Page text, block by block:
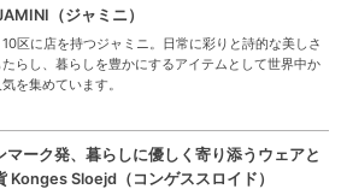
（ジャミニ）
区に店を持つジャミニ。日常に彩りと詩的な美しさ
たらし、暮らしを豊かにするアイテムとして世界中か
気を集めています。
マーク発、暮らしに優しく寄り添うウェアと
Konges Sloejd（コンゲススロイド）